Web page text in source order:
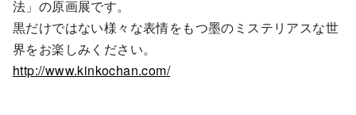
法」の原画展です。
黒だけではない様々な表情をもつ墨のミステリアスな世
界をお楽しみください。
http://www.kinkochan.com/